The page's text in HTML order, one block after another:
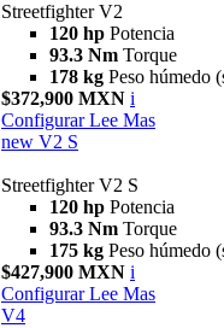
Streetfighter V2
120 hp Potencia
93.3 Nm Torque
178 kg Peso húmedo
$372,900 MXN i
Configurar Lee Mas
new V2 S
Streetfighter V2 S
120 hp Potencia
93.3 Nm Torque
175 kg Peso húmedo
$427,900 MXN i
Configurar Lee Mas
V4